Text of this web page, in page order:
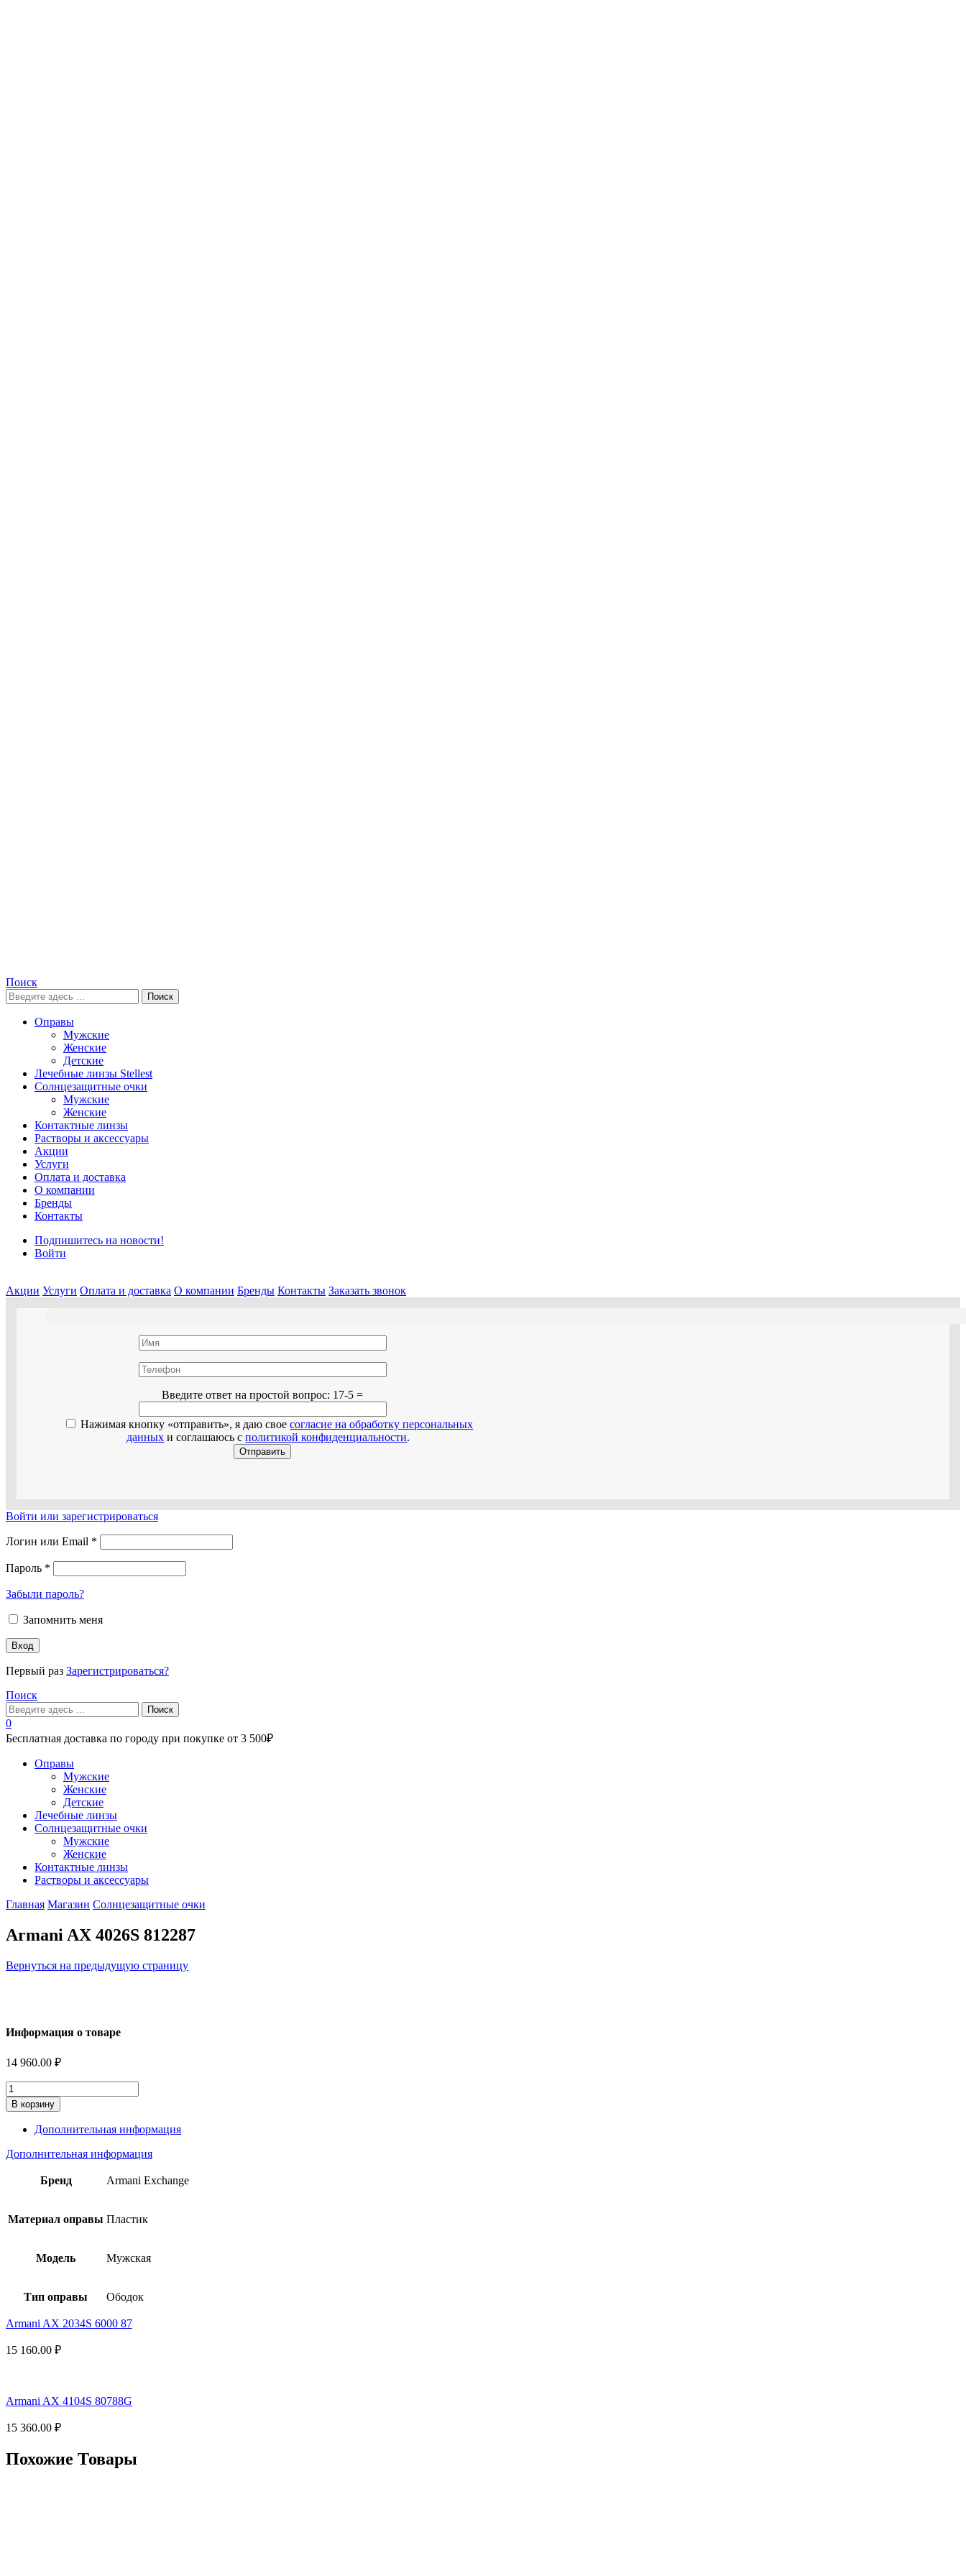
Поиск
Поиск
Оправы
Мужские
Женские
Детские
Лечебные линзы Stellest
Солнцезащитные очки
Мужские
Женские
Контактные линзы
Растворы и аксессуары
Акции
Услуги
Оплата и доставка
О компании
Бренды
Контакты
Подпишитесь на новости!
Войти
Акции Услуги Оплата и доставка О компании Бренды Контакты Заказать звонок
Введите ответ на простой вопрос: 17-5 =
Нажимая кнопку «отправить», я даю своесогласие на обработку персональных
данных и соглашаюсь сполитикой конфиденциальности.
Войти или зарегистрироваться
Логин или Email *
Пароль *
Забыли пароль?
Запомнить меня
Вход
Первый раз Зарегистрироваться?
Поиск
Поиск
0
Бесплатная доставка по городу при покупке от 3 500₽
Оправы
Мужские
Женские
Детские
Лечебные линзы
Солнцезащитные очки
Мужские
Женские
Контактные линзы
Растворы и аксессуары
Главная Магазин Солнцезащитные очки
Armani AX 4026S 812287
Вернуться на предыдущую страницу
Информация о товаре
14 960.00 ₽
Количество
В корзину
Дополнительная информация
Дополнительная информация
Бренд Armani Exchange
Материал оправы Пластик
Модель Мужская
Тип оправы Ободок
Armani AX 2034S 6000 87
15 160.00 ₽
Armani AX 4104S 80788G
15 360.00 ₽
Похожие Товары